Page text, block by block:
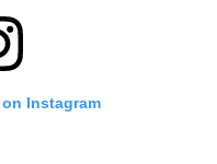
Instagram